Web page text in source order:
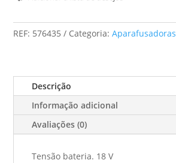
C
18
I-
REF: 576435 Categoria:Aparafusadoras
Descrição
Informação adicional
Avaliações (0)
Tensão bateria. 18 V